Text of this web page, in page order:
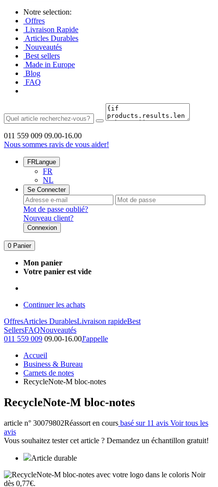
Notre selection:
Offres
Livraison Rapide
Articles Durables
Nouveautés
Best sellers
Made in Europe
Blog
FAQ
011 559 009 09.00-16.00
Nous sommes ravis de vous aider!
FRLangue
FR
NL
Se Connecter
Mot de passe oublié?
Nouveau client?
Connexion
0 Panier
Mon panier
Votre panier est vide
Continuer les achats
OffresArticles DurablesLivraison rapideBest
SellersFAQNouveautés
011 559 009 09.00-16.00J'appelle
Accueil
Business & Bureau
Carnets de notes
RecycleNote-M bloc-notes
RecycleNote-M bloc-notes
article n° 30079802Réassort en cours basé sur 11 avis Voir tous les
avis
Vous souhaitez tester cet article ? Demandez un échantillon gratuit!
Article durable